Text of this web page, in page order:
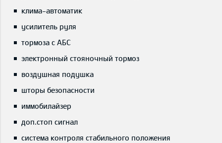
клима-автоматик
усилитель руля
тормоза с АБС
электронный стояночный тормоз
воздушная подушка
шторы безопасности
иммобилайзер
доп.стоп сигнал
система контроля стабильного положения